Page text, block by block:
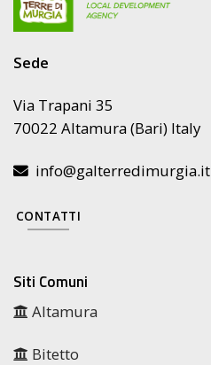
Sede
Via Trapani 35
70022 Altamura (Bari) Italy
info@galterredimurgia.it
CONTATTI
Siti Comuni
Altamura
Bitetto